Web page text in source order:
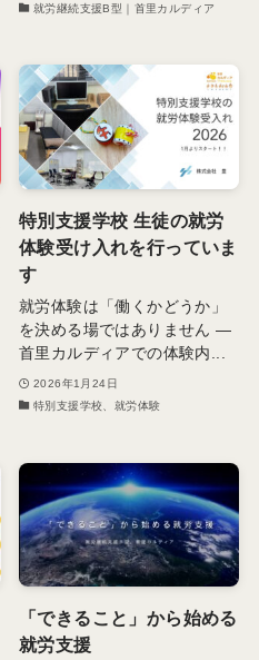
就労継続支援B型｜首里カルディア
特別支援学校 生徒の就労
体験受け入れを行っていま
す
就労体験は「働くかどうか」
を決める場ではありません ―
首里カルディアでの体験内...
2026年1月24日
特別支援学校、就労体験
「できること」から始める
就労支援